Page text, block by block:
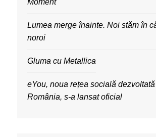
Moment
Lumea merge înainte. Noi stăm în
noroi
Gluma cu Metallica
eYou, noua rețea socială
România, s-a lansat oficial